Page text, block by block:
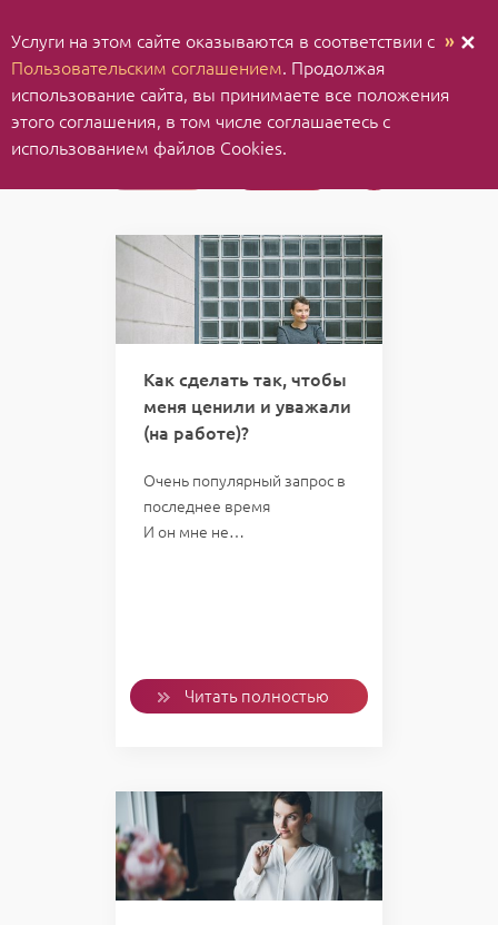
Как сделать так, чтобы
меня ценили и уважали
(на работе)?
Очень популярный запрос в
последнее время
И он мне не…
Читать полностью
Услуги на этом сайте оказываются в соответствии с »
Пользовательским соглашением. Продолжая
использование cайта, вы принимаете все положения
этого соглашения, в том числе соглашаетесь с
использованием файлов Cookies.
✕